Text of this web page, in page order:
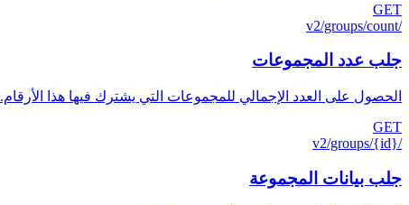
GET
/v2/groups/count
جلب عدد المجموعات
الحصول على العدد الإجمالي للمجموعات التي يشترك فيها هذا الأرقام.
GET
/v2/groups/{id}
جلب بيانات المجموعة